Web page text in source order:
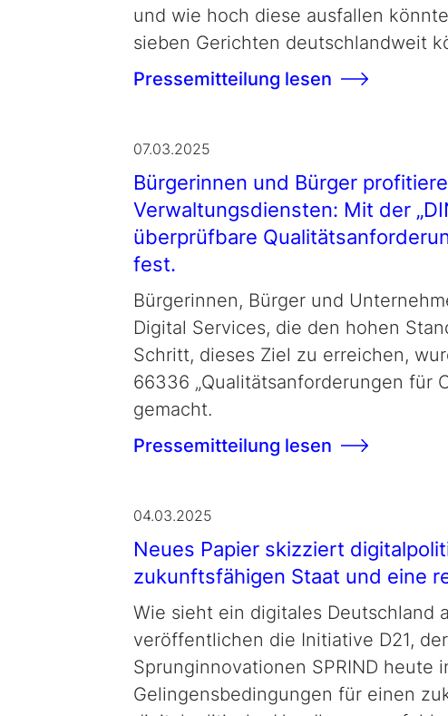
und wie hoch diese ausfallen
sieben Gerichten deutschlandweit
Pressemitteilung lesen
07.03.2025
Bürgerinnen und Bürger
Verwaltungsdiensten: Mit der
überprüfbare
fest.
Bürgerinnen, Bürger und
Digital Services, die den hohen
Schritt, dieses Ziel zu erreichen,
66336 „Qualitätsanforderungen für
gemacht.
Pressemitteilung lesen
04.03.2025
Neues Papier skizziert
zukunftsfähigen Staat und eine
Wie sieht ein digitales Deutschland
veröffentlichen die Initiative D21,
Sprunginnovationen SPRIND heute
Gelingensbedingungen für einen